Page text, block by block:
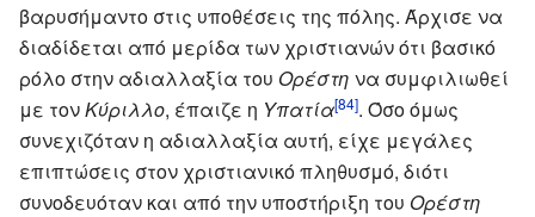
βαρυσήμαντο στις υποθέσεις της πόλης. Άρχισε να
διαδίδεται από μερίδα των χριστιανών ότι βασικό
ρόλο στην αδιαλλαξία του Ορέστη να συμφιλιωθεί
με τονΚύριλλο, έπαιζε η Υπατία[84]. Όσο όμως
συνεχιζόταν η αδιαλλαξία αυτή, είχε μεγάλες
επιπτώσεις στον χριστιανικό πληθυσμό, διότι
συνοδευόταν και από την υποστήριξη του Ορέστη